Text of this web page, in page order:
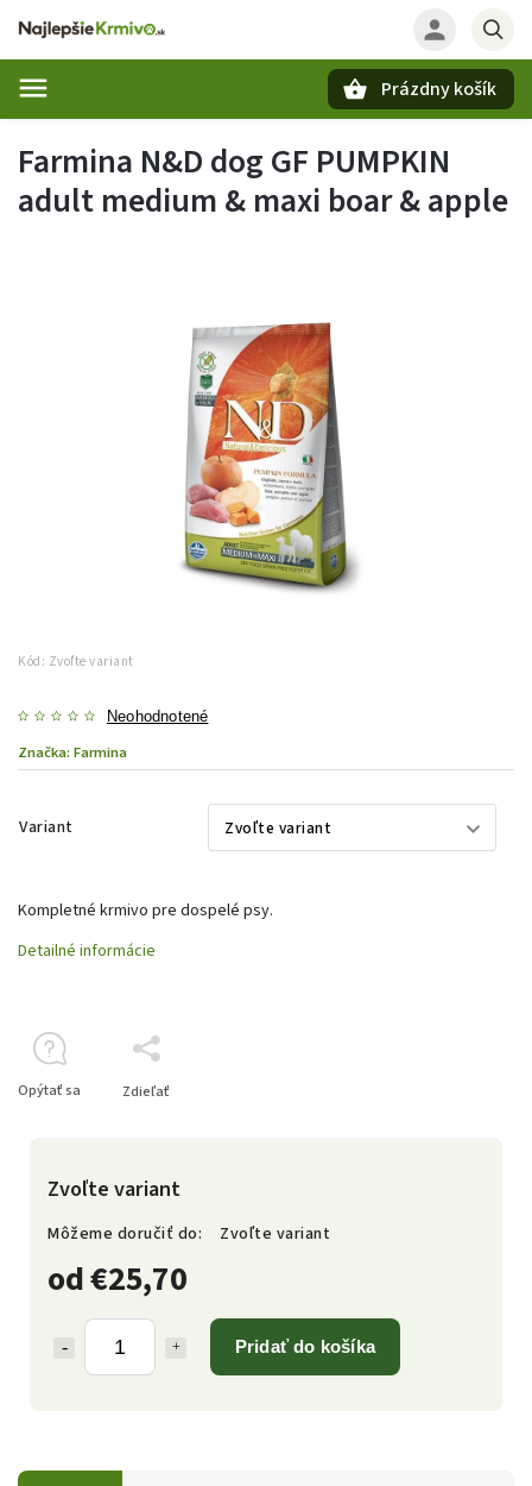
Prázdny košík
Farmina N&D dog GF PUMPKIN
adult medium & maxi boar & apple
Kód: Zvoľte variant
Neohodnotené
Značka: Farmina
Variant
od€25,70
Pridať do košíka
Zvoľte variant
Môžeme doručiť do: Zvoľte variant
Kompletné krmivo pre dospelé psy.
Detailné informácie
Opýtať sa Zdieľať